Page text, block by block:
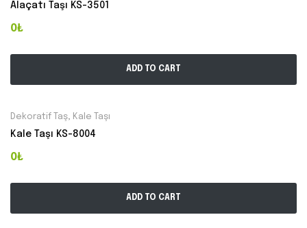
Alaçatı Taşı KS-3501
0₺
ADD TO CART
Dekoratif Taş, Kale Taşı
Kale Taşı KS-8004
0₺
ADD TO CART